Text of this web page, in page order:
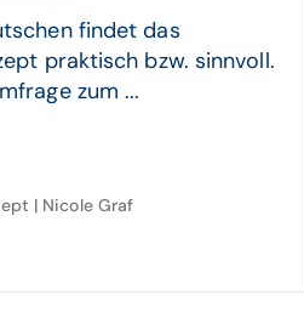
findet das
praktisch bzw. sinnvoll.
zum ...
| Nicole Graf